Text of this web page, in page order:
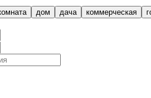
дом дача коммерческая